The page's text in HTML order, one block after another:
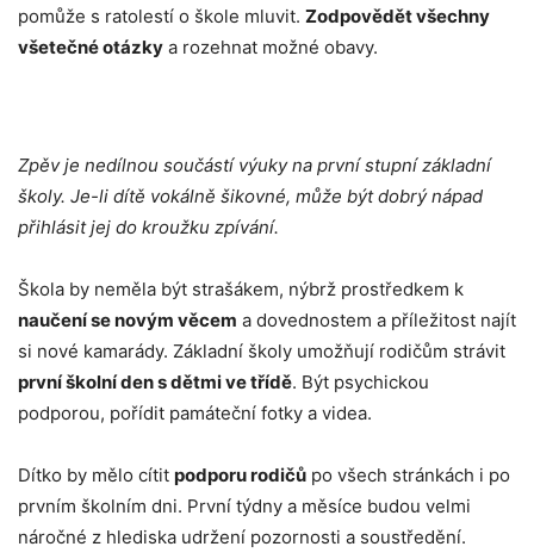
pomůže s ratolestí o škole mluvit. Zodpovědět všechny
všetečné otázky a rozehnat možné obavy.
Zpěv je nedílnou součástí výuky na první stupní základní
školy. Je-li dítě vokálně šikovné, může být dobrý nápad
přihlásit jej do kroužku zpívání.
Škola by neměla být strašákem, nýbrž prostředkem k
naučení se novým věcem a dovednostem a příležitost najít
si nové kamarády. Základní školy umožňují rodičům strávit
první školní den s dětmi ve třídě. Být psychickou
podporou, pořídit památeční fotky a videa.
Dítko by mělo cítit podporu rodičů po všech stránkách i po
prvním školním dni. První týdny a měsíce budou velmi
náročné z hlediska udržení pozornosti a soustředění.